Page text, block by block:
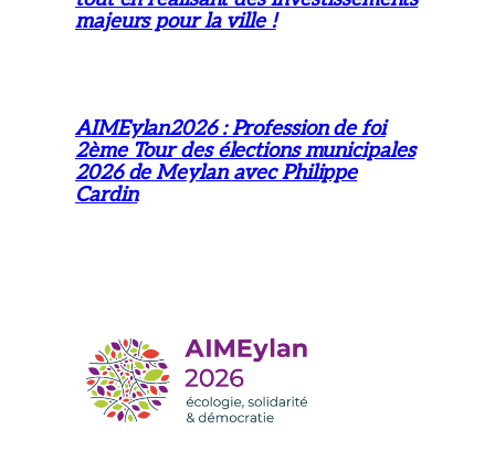
majeurs pour la ville !
AIMEylan2026 : Profession de foi
2ème Tour des élections municipales
2026 de Meylan avec Philippe
Cardin